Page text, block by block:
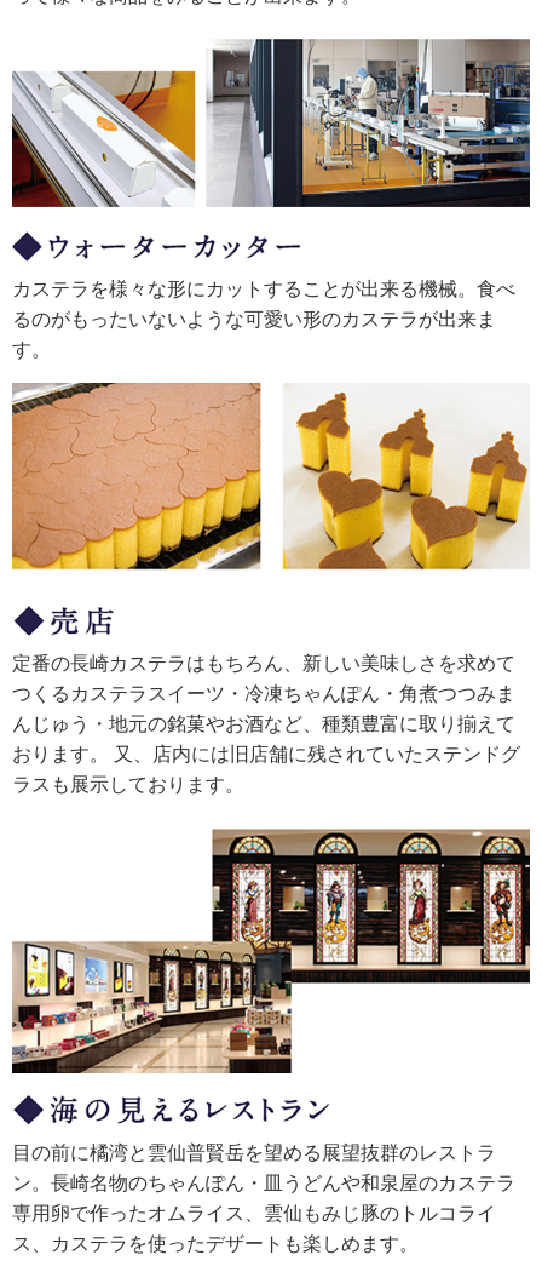
カステラを様々な形にカットすることが出来る機械。食べ
るのがもったいないような可愛い形のカステラが出来ま
す。
定番の長崎カステラはもちろん、新しい美味しさを求めて
つくるカステラスイーツ・冷凍ちゃんぽん・角煮つつみま
んじゅう・地元の銘菓やお酒など、種類豊富に取り揃えて
おります。 又、店内には旧店舗に残されていたステンドグ
ラスも展示しております。
目の前に橘湾と雲仙普賢岳を望める展望抜群のレストラ
ン。長崎名物のちゃんぽん・皿うどんや和泉屋のカステラ
専用卵で作ったオムライス、雲仙もみじ豚のトルコライ
ス、カステラを使ったデザートも楽しめます。